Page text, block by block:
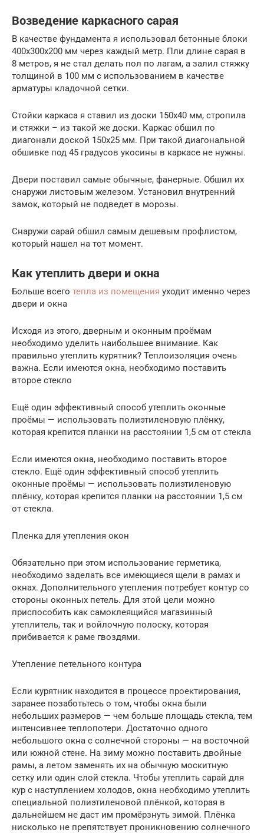
Возведение каркасного сарая
В качестве фундамента я использовал бетонные блоки
400х300х200 мм через каждый метр. Пли длине сарая в
8 метров, я не стал делать пол по лагам, а залил стяжку
толщиной в 100 мм с использованием в качестве
арматуры кладочной сетки.
Стойки каркаса я ставил из доски 150х40 мм, стропила
и стяжки – из такой же доски. Каркас обшил по
диагонали доской 150х25 мм. При такой диагональной
обшивке под 45 градусов укосины в каркасе не нужны.
Двери поставил самые обычные, фанерные. Обшил их
снаружи листовым железом. Установил внутренний
замок, который не подведет в морозы.
Снаружи сарай обшил самым дешевым профлистом,
который нашел на тот момент.
Как утеплить двери и окна
Больше всего тепла из помещения уходит именно через
двери и окна
Исходя из этого, дверным и оконным проёмам
необходимо уделить наибольшее внимание. Как
правильно утеплить курятник? Теплоизоляция очень
важна. Если имеются окна, необходимо поставить
второе стекло
Ещё один эффективный способ утеплить оконные
проёмы — использовать полиэтиленовую плёнку,
которая крепится планки на расстоянии 1,5 см от стекла
Если имеются окна, необходимо поставить второе
стекло. Ещё один эффективный способ утеплить
оконные проёмы — использовать полиэтиленовую
плёнку, которая крепится планки на расстоянии 1,5 см
от стекла.
Пленка для утепления окон
Обязательно при этом использование герметика,
необходимо заделать все имеющиеся щели в рамах и
окнах. Дополнительного утепления потребует контур со
стороны оконных петель. Для этой цели можно
приспособить как самоклеящийся магазинный
утеплитель, так и войлочную полоску, которая
прибивается к раме гвоздями.
Утепление петельного контура
Если курятник находится в процессе проектирования,
заранее позаботьтесь о том, чтобы окна были
небольших размеров — чем больше площадь стекла, тем
интенсивнее теплопотери. Достаточно одного
небольшого окна с солнечной стороны — на восточной
или южной стене. На зиму можно поставить двойные
рамы, а летом заменять их на обычную москитную
сетку или один слой стекла. Чтобы утеплить сарай для
кур с наступлением холодов, окна необходимо утеплить
специальной полиэтиленовой плёнкой, которая в
дальнейшем не даст им промёрзнуть зимой. Плёнка
нисколько не препятствует проникновению солнечного